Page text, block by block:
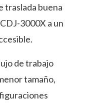
traslada buena
3000X a un
de trabajo
tamaño,